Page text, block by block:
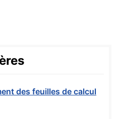
des feuilles de calcul